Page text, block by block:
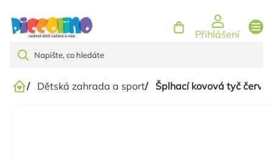
Přihlášení
Domů
/ Dětská zahrada a sport/ Šplhací kovová tyč